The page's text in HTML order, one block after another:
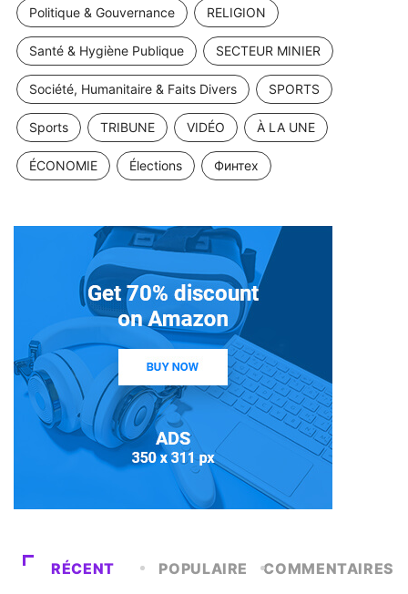
Politique & Gouvernance RELIGION
Santé & Hygiène Publique SECTEUR MINIER
Société, Humanitaire & Faits Divers SPORTS
Sports TRIBUNE VIDÉO À LA UNE
ÉCONOMIE Élections Финтех
RÉCENT POPULAIRE COMMENTAIRES